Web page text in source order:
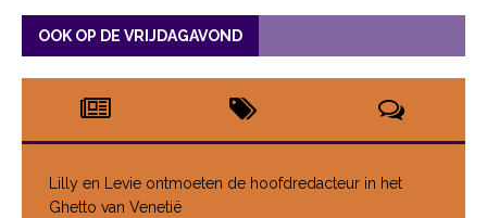
OOK OP DE VRIJDAGAVOND
Lilly en Levie ontmoeten de hoofdredacteur in het
Ghetto van Venetië